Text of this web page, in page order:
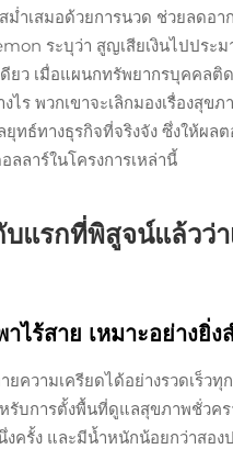
ม่ำเสมอด้วยการนวด ช่วยลดอ
ระบุว่า สูญเสียเงินไปปร
ดียว เมื่อแผนกทรัพยากรบุคคล
ร พวกเขาจะเลิกมองเรื่องสุข
ยุทธ์ทางธุรกิจที่จริงจัง ซึ่งให้ผ
ลาร์ในโครงการเหล่านี้
แรกที่พิสูจน์แล้วว่
ไร้สาย เหมาะอย่างยิ่
ความเครียดได้อย่างรวดเร็ว
รับการตั้งพื้นที่ดูแลสุขภาพชั่วค
ครั้ง และมีน้ำหนักน้อยกว่าสอ